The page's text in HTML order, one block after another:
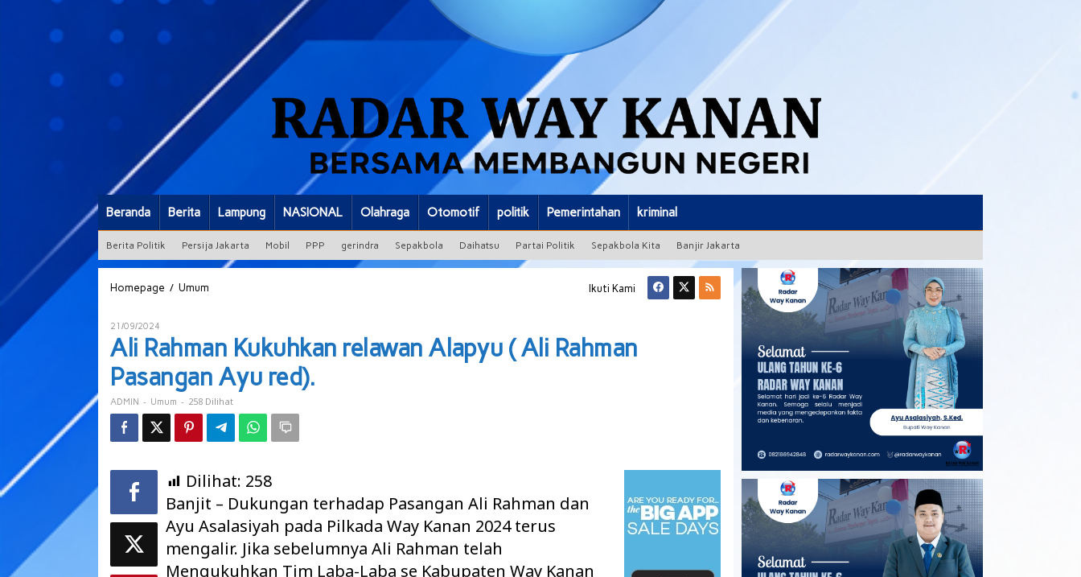
Beranda Berita Lampung NASIONAL Olahraga Otomotif politik Pemerintahan kriminal
Berita Politik Persija Jakarta Mobil PPP gerindra Sepakbola Daihatsu Partai Politik Sepakbola Kita Banjir Jakarta
Homepage / Umum
Alapyu
Ali
Rahman
Pasangan
Ayu
red).
Ikuti Kami
21/09/2024
ADMIN
Ali Rahman Kukuhkan relawan Alapyu ( Ali Rahman
Pasangan Ayu red).
ADMIN - Umum - 258 Dilihat
Dilihat: 258
Banjit – Dukungan terhadap Pasangan Ali Rahman dan
Ayu Asalasiyah pada Pilkada Way Kanan 2024 terus
mengalir. Jika sebelumnya Ali Rahman telah
Mengukuhkan Tim Laba-Laba se Kabupaten Way Kanan